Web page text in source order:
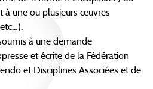
à une ou plusieurs œuvres
à une demande
et écrite de la Fédération
et Disciplines Associées et de